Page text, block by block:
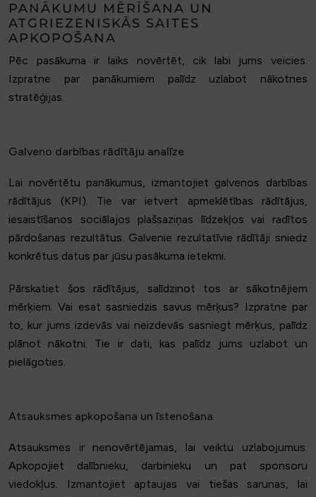
PANĀKUMU MĒRĪŠANA UN
ATGRIEZENISKĀS SAITES
APKOPOŠANA
Pēc pasākuma ir laiks novērtēt, cik labi jums veicies.
Izpratne par panākumiem palīdz uzlabot nākotnes
stratēģijas.
Galveno darbības rādītāju analīze
Lai novērtētu panākumus, izmantojiet galvenos darbības
rādītājus (KPI). Tie var ietvert apmeklētības rādītājus,
iesaistīšanos sociālajos plašsaziņas līdzekļos vai radītos
pārdošanas rezultātus. Galvenie rezultatīvie rādītāji sniedz
konkrētus datus par jūsu pasākuma ietekmi.
Pārskatiet šos rādītājus, salīdzinot tos ar sākotnējiem
mērķiem. Vai esat sasniedzis savus mērķus? Izpratne par
to, kur jums izdevās vai neizdevās sasniegt mērķus, palīdz
plānot nākotni. Tie ir dati, kas palīdz jums uzlabot un
pielāgoties.
Atsauksmes apkopošana un īstenošana
Atsauksmes ir nenovērtējamas, lai veiktu uzlabojumus.
Apkopojiet dalībnieku, darbinieku un pat sponsoru
viedokļus. Izmantojiet aptaujas vai tiešas sarunas, lai